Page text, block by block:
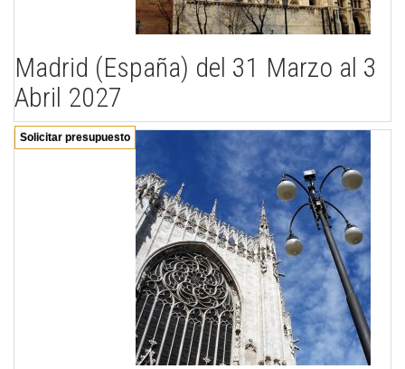
Madrid (España) del 31 Marzo al 3
Abril 2027
Solicitar presupuesto